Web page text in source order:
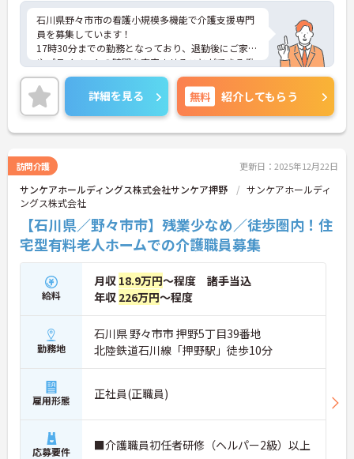
石川県野々市市の看護小規模多機能で介護支援専門
員を募集しています！
17時30分までの勤務となっており、退勤後にご家庭
やプライベートの時間を充実させることができる働
き方です◎最寄り駅から徒歩10分と好立地！マイカ
ー通勤も可能となっており、様々な手段で通勤がで
きます♪
ご興味のある方は、面接のポイントをお伝えします
のでご連絡ください！
詳細を見る 無料 紹介してもらう
訪問介護 更新日：2025年12月22日
サンケアホールディングス株式会社サンケア押野
サンケアホールディ
ングス株式会社
【石川県／野々市市】残業少なめ／徒歩圏内！住
宅型有料老人ホームでの介護職員募集
給料
月収 18.9万円～程度 諸手当込
年収 226万円～程度
勤務地
石川県 野々市市 押野5丁目39番地
北陸鉄道石川線「押野駅」徒歩10分
雇用形態 正社員(正職員)
応募要件 ■介護職員初任者研修（ヘルパー2級）以上